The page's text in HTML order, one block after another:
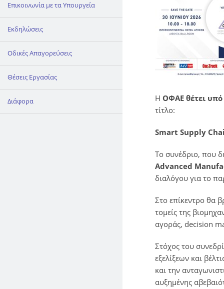
Επικοινωνία με τα Υπουργεία
Εκδηλώσεις
Οδικές Απαγορεύσεις
Θέσεις Εργασίας
Διάφορα Η ΟΦΑΕ θέτει υπό
τίτλο:
Smart Supply
Το συνέδριο, που
Advanced
διαλόγου για το
Στο επίκεντρο θα
τομείς της
αγοράς, decision
Στόχος του
εξελίξεων και
και την
αυξημένης